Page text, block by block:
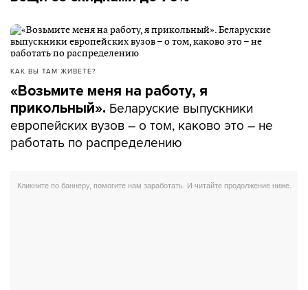
КАК ВЫ ТАМ ЖИВЕТЕ?
«Возьмите меня на работу, я
прикольный». Беларуские выпускники
европейских вузов – о том, каково это – не
работать по распределению